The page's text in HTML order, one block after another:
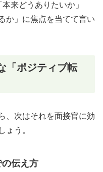
来どうありたいか」
か」に焦点を当てて言い
「ポジティブ転
、次はそれを面接官に効
ょう。
伝え方